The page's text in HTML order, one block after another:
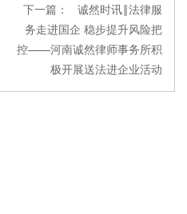
下一篇：
诚然时讯‖法律服
务走进国企 稳步提升风险把
控——河南诚然律师事务所积
极开展送法进企业活动